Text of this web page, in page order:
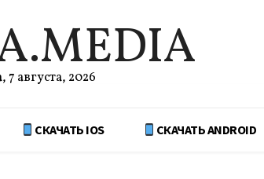
августа, 2026
СКАЧАТЬ IOS СКАЧАТЬ ANDROID